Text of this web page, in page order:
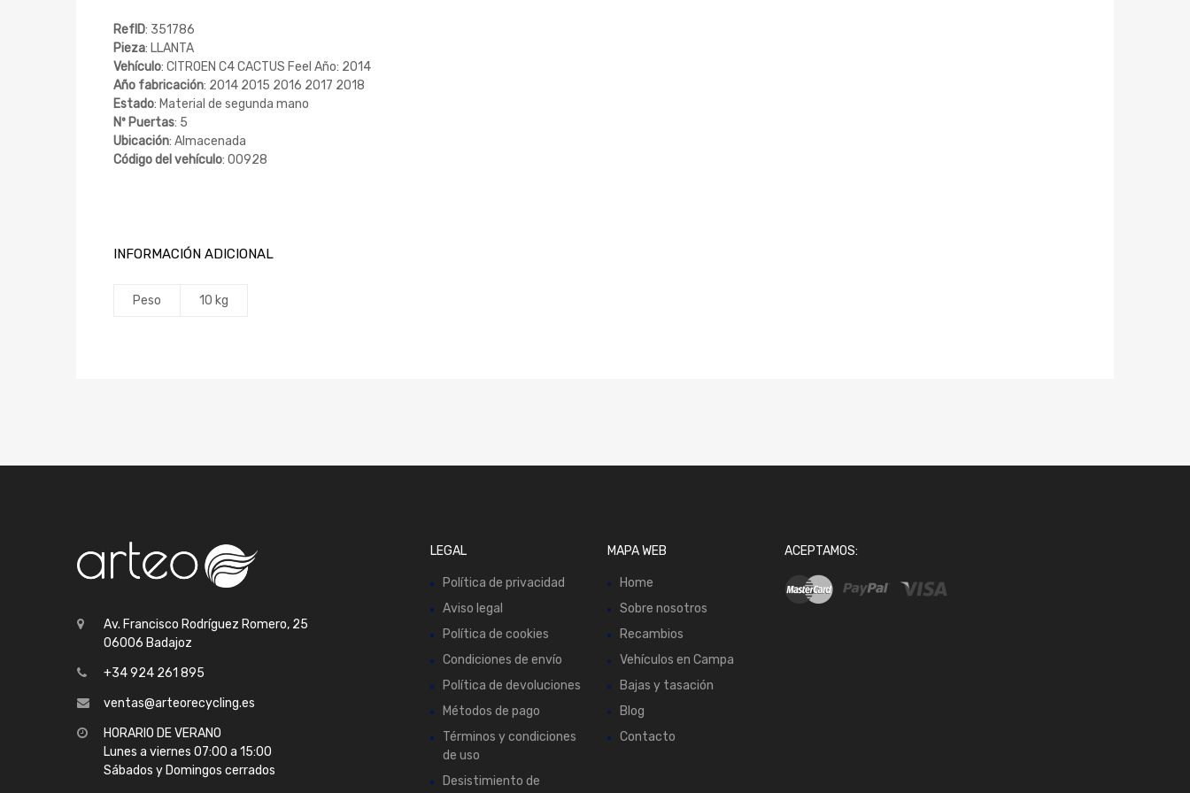
RefID: 351786
Pieza: LLANTA
Vehículo: CITROEN C4 CACTUS Feel Año: 2014
Año fabricación: 2014 2015 2016 2017 2018
Estado: Material de segunda mano
Nº Puertas: 5
Ubicación: Almacenada
Código del vehículo: 00928
INFORMACIÓN ADICIONAL
Peso 10 kg
Av. Francisco Rodríguez Romero, 25
06006 Badajoz
+34 924 261 895
ventas@arteorecycling.es
HORARIO DE VERANO
Lunes a viernes 07:00 a 15:00
Sábados y Domingos cerrados
LEGAL
Política de privacidad
Aviso legal
Política de cookies
Condiciones de envío
Política de devoluciones
Métodos de pago
Términos y condiciones
de uso
Desistimiento de
MAPA WEB
Home
Sobre nosotros
Recambios
Vehículos en Campa
Bajas y tasación
Blog
Contacto
ACEPTAMOS: